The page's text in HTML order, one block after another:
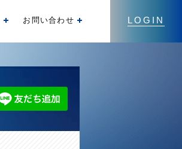
LOGIN
開くお問い合わせ